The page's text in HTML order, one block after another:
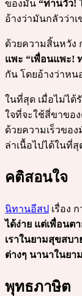
ของมัน “ท่านวัว!
อ้างว่ามันกลัวว่า
ด้วยความสิ้นหวัง
แพะ “เพื่อนแพะ!
กัน โดยอ้างว่าหน
ในที่สุด เมื่อไม่ได้
ใจที่จะใช้สี่ขาของ
ด้วยความเร็วขอ
ล่าเนื้อไปได้ในที่สุ
คติสอนใจ
นิทานอีสป เรื่อง
ได้ง่าย แต่เพื่อนต
เราในยามสุขสบ
ต่างๆ นานาในยา
พุทธภาษิต